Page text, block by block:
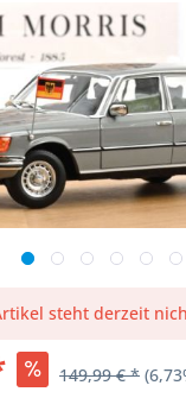
steht derzeit
149,99 € *